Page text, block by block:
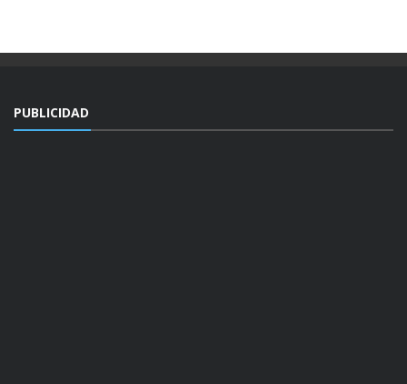
PUBLICIDAD